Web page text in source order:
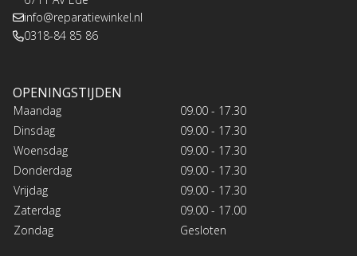
info@reparatiewinkel.nl
0318-84 85 86
OPENINGSTIJDEN
Maandag
09.00 - 17.30
Dinsdag
09.00 - 17.30
Woensdag
09.00 - 17.30
Donderdag
09.00 - 17.30
Vrijdag
09.00 - 17.30
Zaterdag
09.00 - 17.00
Zondag
Gesloten